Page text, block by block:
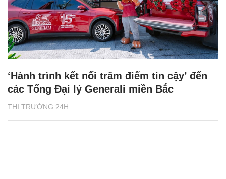
THỊ TRƯỜNG 24H
‘Hành trình kết nối trăm điểm tin cậy’ đến
các Tổng Đại lý Generali miền Bắc